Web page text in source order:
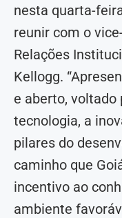
nesta quarta-
reunir com o
Relações
Kellogg.
e aberto, voltado
tecnologia, a
pilares do
caminho que
incentivo ao
ambiente